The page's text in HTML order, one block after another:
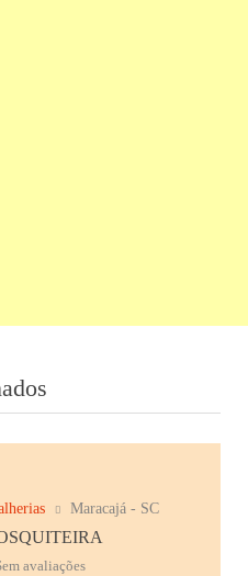
Maracajá - SC
avaliações